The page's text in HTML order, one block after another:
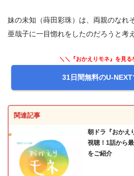
妹の未知（蒔田彩珠）は、両親のなれ
亜哉子に一目惚れをしたのだろうと考
＼＼『おかえりモネ』を見
31日間無料のU-NEXT
関連記事
朝ドラ『おかえ
視聴！1話から
をご紹介